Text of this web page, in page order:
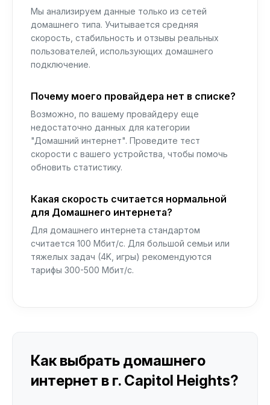
Мы анализируем данные только из сетей
домашнего типа. Учитывается средняя
скорость, стабильность и отзывы реальных
пользователей, использующих домашнего
подключение.
Почему моего провайдера нет в списке?
Возможно, по вашему провайдеру еще
недостаточно данных для категории
"Домашний интернет". Проведите тест
скорости с вашего устройства, чтобы помочь
обновить статистику.
Какая скорость считается нормальной
для Домашнего интернета?
Для домашнего интернета стандартом
считается 100 Мбит/с. Для большой семьи или
тяжелых задач (4K, игры) рекомендуются
тарифы 300-500 Мбит/с.
Как выбрать домашнего
интернет в г. Capitol Heights?